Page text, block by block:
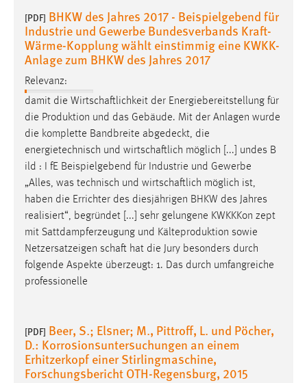
[PDF] BHKW des Jahres 2017 - Beispielgebend für
Industrie und Gewerbe Bundesverbands Kraft-
Wärme-Kopplung wählt einstimmig eine KWKK-
Anlage zum BHKW des Jahres 2017
Relevanz:
damit die Wirtschaftlichkeit der Energiebereitstellung für
die Produktion und das Gebäude. Mit der Anlagen wurde
die komplette Bandbreite abgedeckt, die
energietechnisch und ­ wirtschaftlich möglich [...] undes B
ild : I fE Beispielgebend für Industrie und Gewerbe
„Alles, was technisch und wirtschaftlich möglich ist,
haben die Errichter des diesjährigen BHKW des Jahres
realisiert“, begründet [...] sehr gelungene KWKK­Kon­ zept
mit Sattdampferzeugung und Kälteproduktion sowie
Netzersatzeigen­ schaft hat die Jury besonders durch
folgende Aspekte überzeugt: 1. Das durch umfangreiche
professionelle
[PDF] Beer, S.; Elsner; M., Pittroff, L. und Pöcher,
D.: Korrosionsuntersuchungen an einem
Erhitzerkopf einer Stirlingmaschine,
Forschungsbericht OTH-Regensburg, 2015
Performance
Name:
staticfilecache
Zweck:
Für performante Seitenauslieferung wird in diesem Cookie
gespeichert, ob man eingeloggt ist.
Sprachpräferenz
Name:
site-language-preference
Zweck:
Das Cookie speichert die gewählte Sprache der Website.
Cookie Laufzeit:
30 Tage
Name:
MibewSessionID, MIBEW_UserID, mibew_locale, mibew-
chat-frame-style-5e9dbeb1811c0446